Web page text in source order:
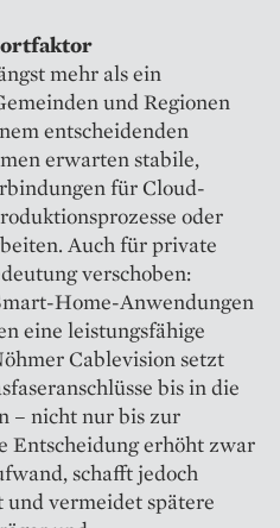
mehr als ein
und Regionen
entscheidenden
erwarten stabile,
für Cloud-
oder
Auch für private
verschoben:
Home-Anwendungen
eine leistungsfähige
Cablevision setzt
bis in die
– nicht nur bis zur
Entscheidung erhöht zwar
schafft jedoch
vermeidet spätere